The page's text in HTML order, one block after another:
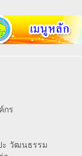
กร
ะ วัฒนธรรม